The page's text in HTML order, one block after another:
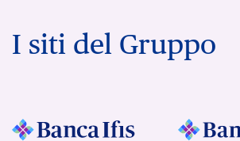
I siti del Gruppo